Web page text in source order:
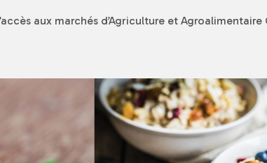
aux marchés d’Agriculture et Agroalimentaire